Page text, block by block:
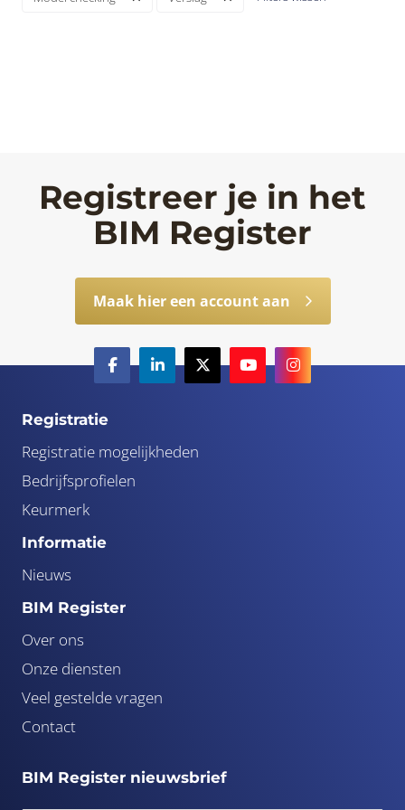
Registreer je in het
BIM Register
Maak hier een account aan
Registratie
Registratie mogelijkheden
Bedrijfsprofielen
Keurmerk
Informatie
Nieuws
BIM Register
Over ons
Onze diensten
Veel gestelde vragen
Contact
BIM Register nieuwsbrief